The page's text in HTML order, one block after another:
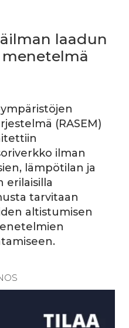
laadun
(RASEM)
ilman
lämpötilan ja
erilaisilla
tarvitaan
altistumisen